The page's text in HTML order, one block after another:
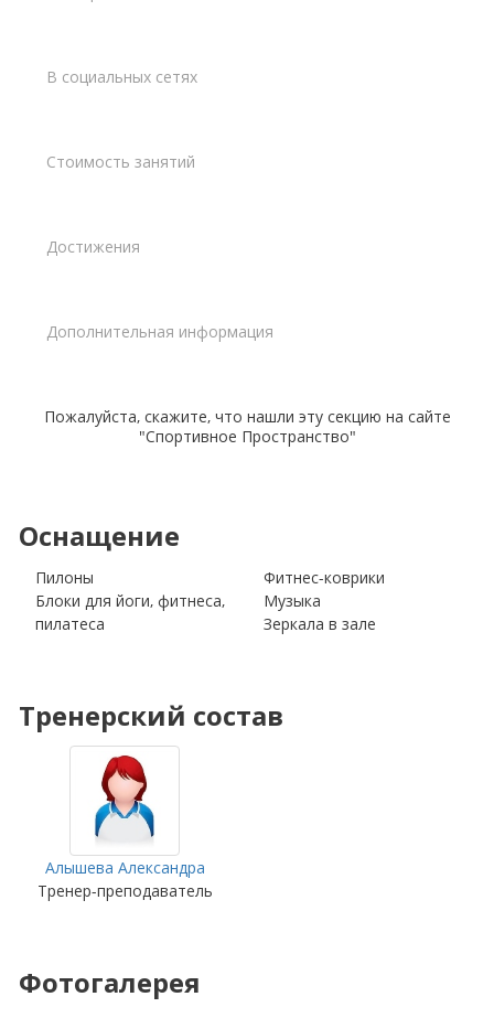
В социальных сетях
Стоимость занятий
Достижения
Дополнительная информация
Пожалуйста, скажите, что нашли эту секцию на сайте
"Спортивное Пространство"
Оснащение
Пилоны
Фитнес-коврики
Блоки для йоги, фитнеса,
пилатеса
Музыка
Зеркала в зале
Тренерский состав
Aлышева Александра
Тренер-преподаватель
Фотогалерея